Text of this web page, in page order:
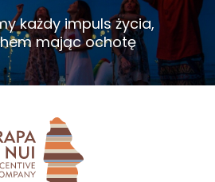
każdy impuls życia,
mając ochotę